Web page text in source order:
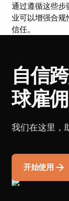
通过遵循这些步
业可以增强合
信任。
自信
球雇佣
我们在这里，
开始使用